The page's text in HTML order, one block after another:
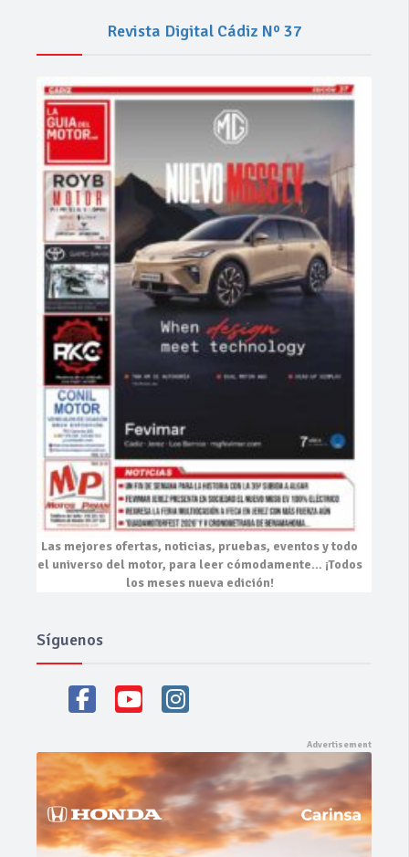
Revista Digital Cádiz Nº 37
Las mejores ofertas, noticias, pruebas, eventosy todo
el universo del motor, para leer cómodamente… ¡Todos
los meses nueva edición!
Síguenos